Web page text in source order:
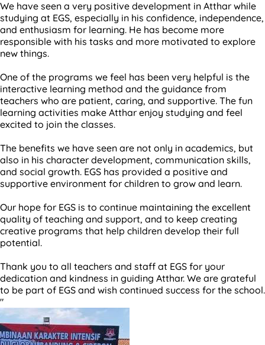
We have seen a very positive development in Atthar while
studying at EGS, especially in his confidence, independence,
and enthusiasm for learning. He has become more
responsible with his tasks and more motivated to explore
new things.
One of the programs we feel has been very helpful is the
interactive learning method and the guidance from
teachers who are patient, caring, and supportive. The fun
learning activities make Atthar enjoy studying and feel
excited to join the classes.
The benefits we have seen are not only in academics, but
also in his character development, communication skills,
and social growth. EGS has provided a positive and
supportive environment for children to grow and learn.
Our hope for EGS is to continue maintaining the excellent
quality of teaching and support, and to keep creating
creative programs that help children develop their full
potential.
Thank you to all teachers and staff at EGS for your
dedication and kindness in guiding Atthar. We are grateful
to be part of EGS and wish continued success for the school.
"